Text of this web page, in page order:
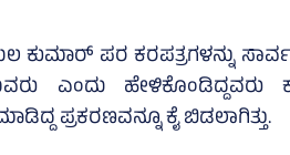
ಕುಮಾರ್‌ ಪರ ಕರಪತ್ರಗಳನ್ನು
ಹೇಳಿಕೊಂಡಿದ್ದವರು
ಪ್ರಕರಣವನ್ನೂ ಕೈ ಬಿಡಲಾಗಿತ್ತು.